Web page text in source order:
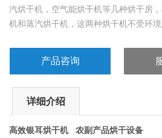
汽烘干机，空气能烘干机等几种烘干房
机和蒸汽烘干机，这两种烘干机不受环
产品咨询
详细介绍
高效银耳烘干机 农副产品烘干设备